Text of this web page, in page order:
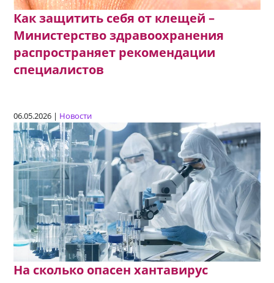
Как защитить себя от клещей –
Министерство здравоохранения
распространяет рекомендации
специалистов
06.05.2026 | Новости
На сколько опасен хантавирус